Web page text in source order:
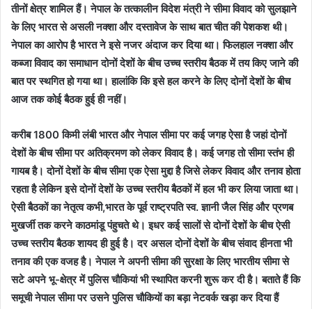
तीनों क्षेत्र शामिल हैं। नेपाल के तत्कालीन विदेश मंत्री ने सीमा विवाद को सुलझाने
के लिए भारत से असली नक्शा और दस्तावेज के साथ बात चीत की पेशकश थी।
नेपाल का आरोप है भारत ने इसे नजर अंदाज कर दिया था‌। फिलहाल नक्शा और
कब्जा विवाद का समाधान दोनों देशों के बीच उच्च स्तरीय बैठक में तय किए जाने की
बात पर स्थगित हो गया था। हालांकि कि इसे हल करने के लिए दोनों देशों के बीच
आज तक कोई बैठक हुई ही नहीं।
करीब 1800 किमी लंबी भारत और नेपाल सीमा पर कई जगह ऐसा है जहां दोनों
देशों के बीच सीमा पर अतिक्रमण को लेकर विवाद है। कई जगह तो सीमा स्तंभ ही
गायब है। दोनों देशों के बीच सीमा एक ऐसा मुद्दा है जिसे लेकर विवाद और तनाव होता
रहता है लेकिन इसे दोनों देशों के उच्च स्तरीय बैठकों में हल भी कर लिया जाता था।
ऐसी बैठकों का नेतृत्व कभी,भारत के पूर्व राष्ट्रपति स्व. ज्ञानी जैल सिंह और प्रणब
मुखर्जी तक करने काठमांडू पंहुचते थे। इधर कई सालों से दोनों देशों के बीच ऐसी
उच्च स्तरीय बैठक शायद ही हुई है। दर असल दोनों देशों के बीच संवाद हीनता भी
तनाव की एक वजह है। नेपाल ने अपनी सीमा की सुरक्षा के लिए भारतीय सीमा से
सटे अपने भू-क्षेत्र में पुलिस चौकियां भी स्थापित करनी शुरू कर दी है। बताते हैं कि
समूची नेपाल सीमा पर उसने पुलिस चौकियों का बड़ा नेटवर्क खड़ा कर दिया हैं